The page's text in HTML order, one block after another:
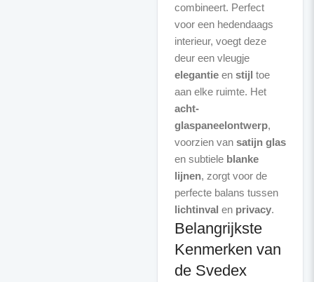
combineert. Perfect
voor een hedendaags
interieur, voegt deze
deur een vleugje
elegantieen stijl toe
aan elke ruimte. Het
acht-
glaspaneelontwerp,
voorzien van satijn glas
en subtiele blanke
lijnen, zorgt voor de
perfecte balans tussen
lichtinval en privacy
Belangrijkste
Kenmerken van
de Svedex